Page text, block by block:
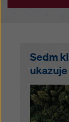
Sedm